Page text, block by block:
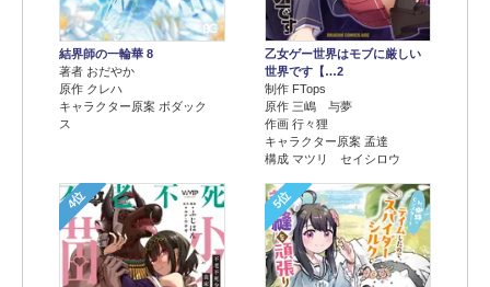
結界師の一輪華 8
著者 おだやか
原作 クレハ
キャラクター原案 ボダック
ス
乙女ゲー世界はモブに厳しい
世界です【…2
制作 FTops
原作 三嶋 与夢
作画 行々狸
キャラクター原案 孟達
構成 マツリ セイシロウ
4位 5位